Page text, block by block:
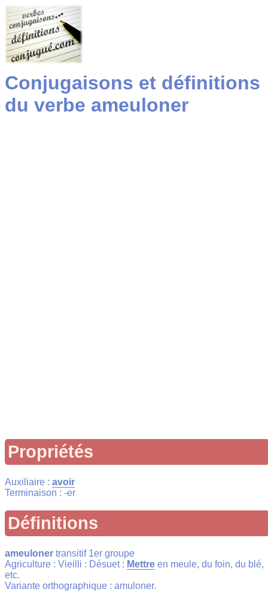
Conjugaisons et définitions
du verbe ameuloner
Propriétés
Auxiliaire : avoir
Terminaison : -er
Définitions
ameuloner transitif 1er groupe
Agriculture : Vieilli : Désuet : Mettre en meule, du foin, du blé,
etc.
Variante orthographique : amuloner.